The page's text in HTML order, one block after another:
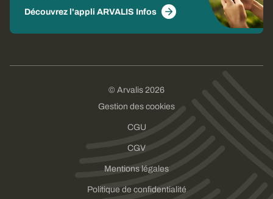
Découvrez l'appli ARVALIS Infos
© Arvalis 2026
Gestion des cookies
CGU
CGV
Mentions légales
Politique de confidentialité